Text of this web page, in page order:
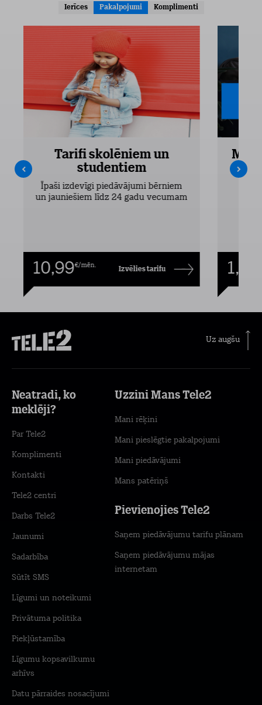
Ierīces Pakalpojumi Komplimenti
Tarifi skolēniem un
studentiem
Īpaši izdevīgi piedāvājumi bērniem
un jauniešiem līdz 24 gadu vecumam
10,99€/mēn. Izvēlies tarifu 1,00
Uz augšu
Neatradi, ko
meklēji?
Par Tele2
Komplimenti
Kontakti
Tele2 centri
Darbs Tele2
Jaunumi
Sadarbība
Sūtīt SMS
Līgumi un noteikumi
Privātuma politika
Piekļūstamība
Līgumu kopsavilkumu
arhīvs
Datu pārraides nosacījumi
Uzzini Mans Tele2
Mani rēķini
Mani pieslēgtie pakalpojumi
Mani piedāvājumi
Mans patēriņš
Pievienojies Tele2
Saņem piedāvājumu tarifu plānam
Saņem piedāvājumu mājas
internetam